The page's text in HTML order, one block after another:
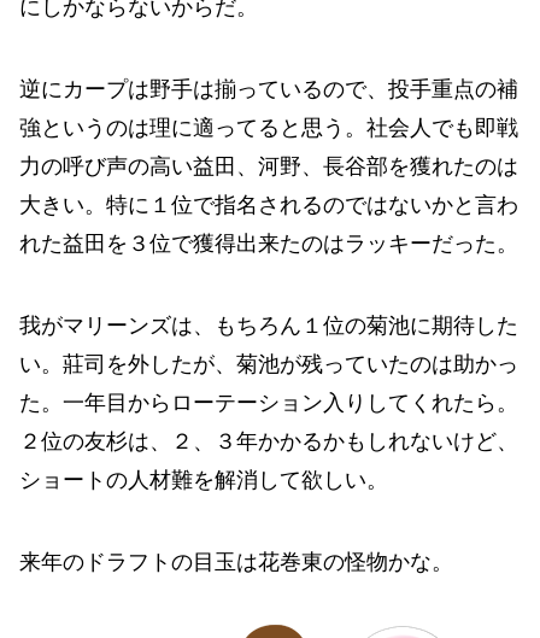
にしかならないからだ。
逆にカープは野手は揃っているので、投手重点の補
強というのは理に適ってると思う。社会人でも即戦
力の呼び声の高い益田、河野、長谷部を獲れたのは
大きい。特に１位で指名されるのではないかと言わ
れた益田を３位で獲得出来たのはラッキーだった。
我がマリーンズは、もちろん１位の菊池に期待した
い。莊司を外したが、菊池が残っていたのは助かっ
た。一年目からローテーション入りしてくれたら。
２位の友杉は、２、３年かかるかもしれないけど、
ショートの人材難を解消して欲しい。
来年のドラフトの目玉は花巻東の怪物かな。